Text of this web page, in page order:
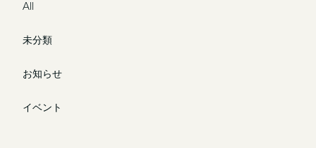
All
未分類
お知らせ
イベント